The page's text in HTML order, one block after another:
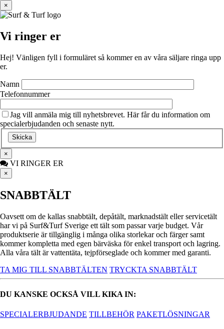
×
Vi ringer er
Hej! Vänligen fyll i formuläret så kommer en av våra säljare ringa upp
er.
Namn
Telefonnummer
Jag vill anmäla mig till nyhetsbrevet. Här får du information om
specialerbjudanden och senaste nytt.
×
VI RINGER ER
×
SNABBTÄLT
Oavsett om de kallas snabbtält, depåtält, marknadstält eller servicetält
har vi på Surf&Turf Sverige ett tält som passar varje budget. Vår
produktserie är tillgänglig i många olika storlekar och färger samt
kommer kompletta med egen bärväska för enkel transport och lagring.
Alla våra tält är vattentäta, tejpförseglade och kommer med garanti.
TA MIG TILL SNABBTÄLTEN TRYCKTA SNABBTÄLT
DU KANSKE OCKSÅ VILL KIKA IN:
SPECIALERBJUDANDE TILLBEHÖR PAKETLÖSNINGAR